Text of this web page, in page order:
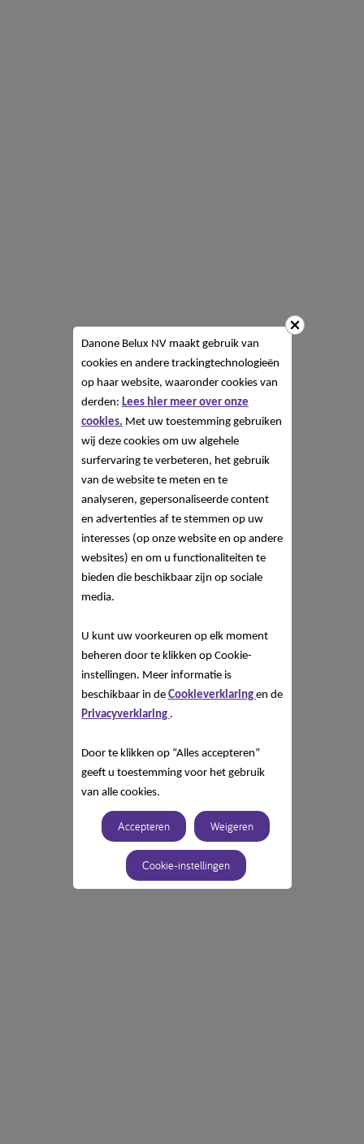
Danone Belux NV maakt gebruik van
cookies en andere trackingtechnologieën
op haar website, waaronder cookies van
derden: Lees hier meer over onze
cookies. Met uw toestemming gebruiken
wij deze cookies om uw algehele
surfervaring te verbeteren, het gebruik
van de website te meten en te
analyseren, gepersonaliseerde content
en advertenties af te stemmen op uw
interesses (op onze website en op andere
websites) en om u functionaliteiten te
bieden die beschikbaar zijn op sociale
media.
U kunt uw voorkeuren op elk moment
beheren door te klikken op Cookie-
instellingen. Meer informatie is
beschikbaar in de Cookieverklaring en de
Privacyverklaring .
Door te klikken op “Alles accepteren”
geeft u toestemming voor het gebruik
van alle cookies.
Accepteren Weigeren
Cookie-instellingen